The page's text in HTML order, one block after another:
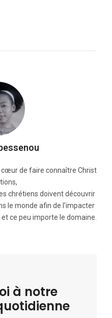
de faire connaître Christ
chrétiens doivent découvrir
le monde afin de l’impacter
ce peu importe le domaine.
à notre